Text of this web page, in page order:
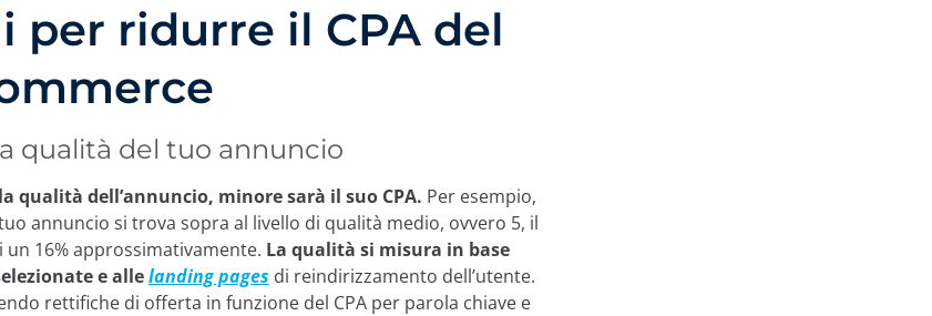
per ridurre il CPA del
qualità del tuo annuncio
qualità dell’annuncio, minore sarà il suo CPA. Per esempio,
annuncio si trova sopra al livello di qualità medio, ovvero 5, il
un 16% approssimativamente. La qualità si misura in base
e allelanding pages di reindirizzamento dell’utente.
rettifiche di offerta in funzione del CPA per parola chiave e